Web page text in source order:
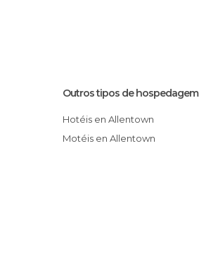
Outros tipos de hospedagem
Hotéis en Allentown
Motéis en Allentown